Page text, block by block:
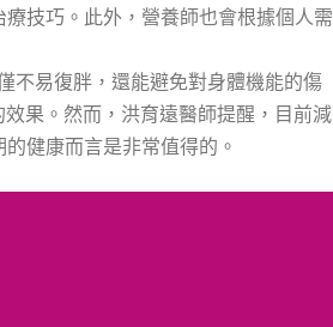
技巧。此外，營養師也會根據個人需
不易復胖，還能避免對身體機能的傷
果。然而，洪育遠醫師提醒，目前減
健康而言是非常值得的。